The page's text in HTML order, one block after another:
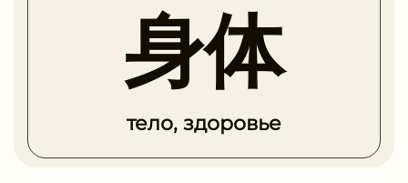
身体
тело, здоровье